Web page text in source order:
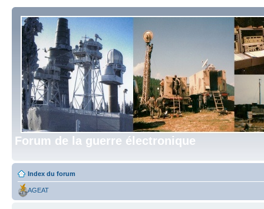
Forum de la guerre électronique
Index du forum
AGEAT